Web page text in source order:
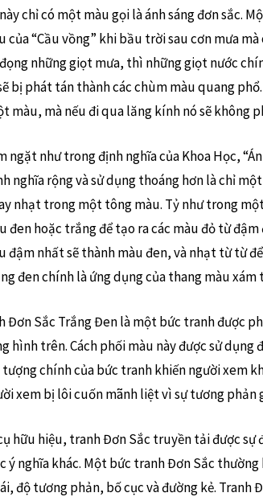
chỉ có một màu gọi là ánh sáng đơn sắc.
của “Cầu vồng” khi bầu trời sau cơn mưa
những giọt mưa, thì những giọt nước
bị phát tán thành các chùm màu quang
màu, mà nếu đi qua lăng kính nó sẽ không
ngặt như trong định nghĩa của Khoa Học,
nghĩa rộng và sử dụng thoáng hơn là chỉ
nhạt trong một tông màu. Tỷ như trong
đen hoặc trắng để tạo ra các màu đỏ từ
đậm nhất sẽ thành màu đen, và nhạt từ từ
đen chính là ứng dụng của thang màu xám
Đơn Sắc Trắng Đen là một bức tranh được
hình trên. Cách phối màu này được sử
chính của bức tranh khiến người xem
xem bị lôi cuốn mãnh liệt vì sự tương phản
hữu hiệu, tranh Đơn Sắc truyền tải được
ý nghĩa khác. Một bức tranh Đơn Sắc
độ tương phản, bố cục và đường kẻ. Tranh